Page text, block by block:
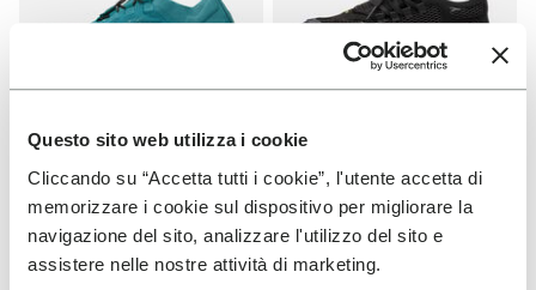
Questo sito web utilizza i cookie
Cliccando su “Accetta tutti i cookie”, l'utente accetta di
memorizzare i cookie sul dispositivo per migliorare la
navigazione del sito, analizzare l'utilizzo del sito e
assistere nelle nostre attività di marketing.
Groundsplay LS
+ 2 couleurs
€ 150,00
Roadaround 2
+ 1 couleurs
€ 200,00